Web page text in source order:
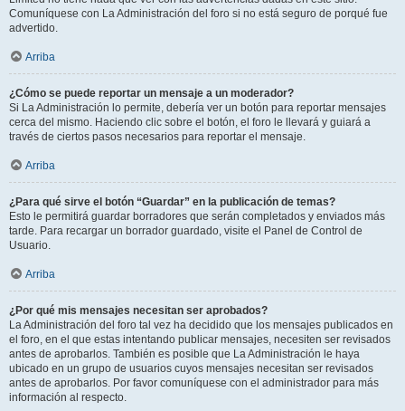
Comuníquese con La Administración del foro si no está seguro de porqué fue
advertido.
Arriba
¿Cómo se puede reportar un mensaje a un moderador?
Si La Administración lo permite, debería ver un botón para reportar mensajes
cerca del mismo. Haciendo clic sobre el botón, el foro le llevará y guiará a
través de ciertos pasos necesarios para reportar el mensaje.
Arriba
¿Para qué sirve el botón “Guardar” en la publicación de temas?
Esto le permitirá guardar borradores que serán completados y enviados más
tarde. Para recargar un borrador guardado, visite el Panel de Control de
Usuario.
Arriba
¿Por qué mis mensajes necesitan ser aprobados?
La Administración del foro tal vez ha decidido que los mensajes publicados en
el foro, en el que estas intentando publicar mensajes, necesiten ser revisados
antes de aprobarlos. También es posible que La Administración le haya
ubicado en un grupo de usuarios cuyos mensajes necesitan ser revisados
antes de aprobarlos. Por favor comuníquese con el administrador para más
información al respecto.